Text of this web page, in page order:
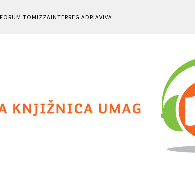
FORUM TOMIZZA INTERREG ADRIAVIVA